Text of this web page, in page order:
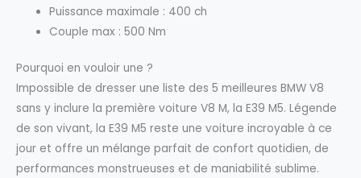
Puissance maximale : 400 ch
Couple max : 500 Nm
Pourquoi en vouloir une ?
Impossible de dresser une liste des 5 meilleures BMW V8
sans y inclure la première voiture V8 M, la E39 M5. Légende
de son vivant, la E39 M5 reste une voiture incroyable à ce
jour et offre un mélange parfait de confort quotidien, de
performances monstrueuses et de maniabilité sublime.